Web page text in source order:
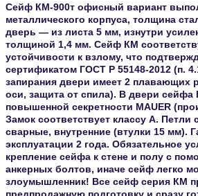
Сейф КМ-900т офисный вариант
металлического корпуса, толщина
дверь — из листа 5 мм, изнутри
толщиной 1,4 мм. Сейф КМ
устойчивости к взлому, что
сертификатом ГОСТ Р 55148-2012 (п.
запирания двери имеет 2 плавающих
оси, защита от спила). В двери сейфа
повышенной секретности MAUER
Замок соответствует классу А. Петли
сварные, внутренние (втулки 15 мм).
эксплуатации 2 года. Обязательное
крепление сейфа к стене и полу с
анкерных болтов, иначе сейф легко
злоумышленник! Все сейф серия КМ